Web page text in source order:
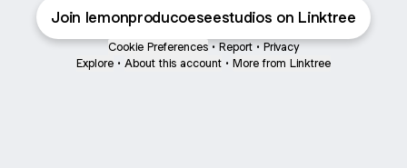
Join lemonproducoeseestudios on Linktree
Cookie Preferences • Report • Privacy
Explore • About this account • More from Linktree